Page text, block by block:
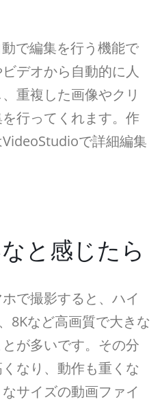
で編集を行う機能で
デオから自動的に人
重複した画像やクリ
行ってくれます。作
で詳細編集
と感じたら
で撮影すると、ハイ
8Kなど高画質で大きな
が多いです。その分
なり、動作も重くな
サイズの動画ファイ